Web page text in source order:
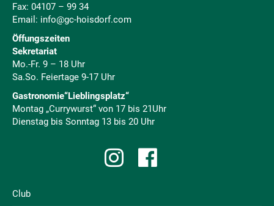
Fax: 04107 – 99 34
Email: info@gc-hoisdorf.com
Öffungszeiten
Sekretariat
Mo.-Fr. 9 – 18 Uhr
Sa.So. Feiertage 9-17 Uhr
Gastronomie“Lieblingsplatz“
Montag „Currywurst“ von 17 bis 21Uhr
Dienstag bis Sonntag 13 bis 20 Uhr
Club